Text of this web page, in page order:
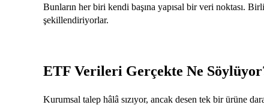
Bunların her biri kendi başına yapısal bir veri noktası.
şekillendiriyorlar.
ETF Verileri Gerçekte Ne
Kurumsal talep hâlâ sızıyor, ancak desen tek bir ürüne